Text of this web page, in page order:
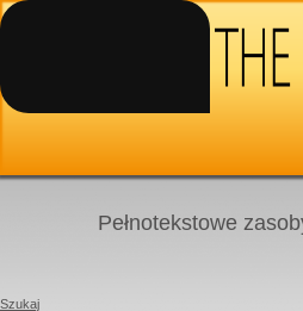
Pełnotekstowe
Szukaj